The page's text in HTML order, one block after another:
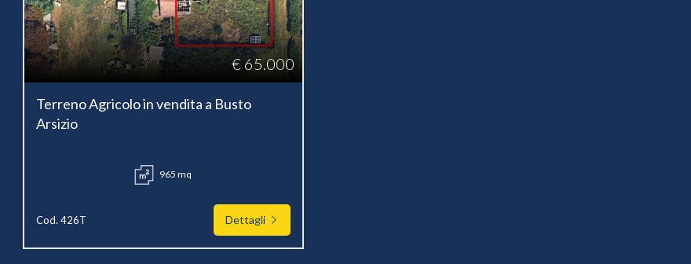
€ 65.000
Terreno Agricolo in vendita a Busto
Arsizio
965 mq
Cod. 426T Dettagli